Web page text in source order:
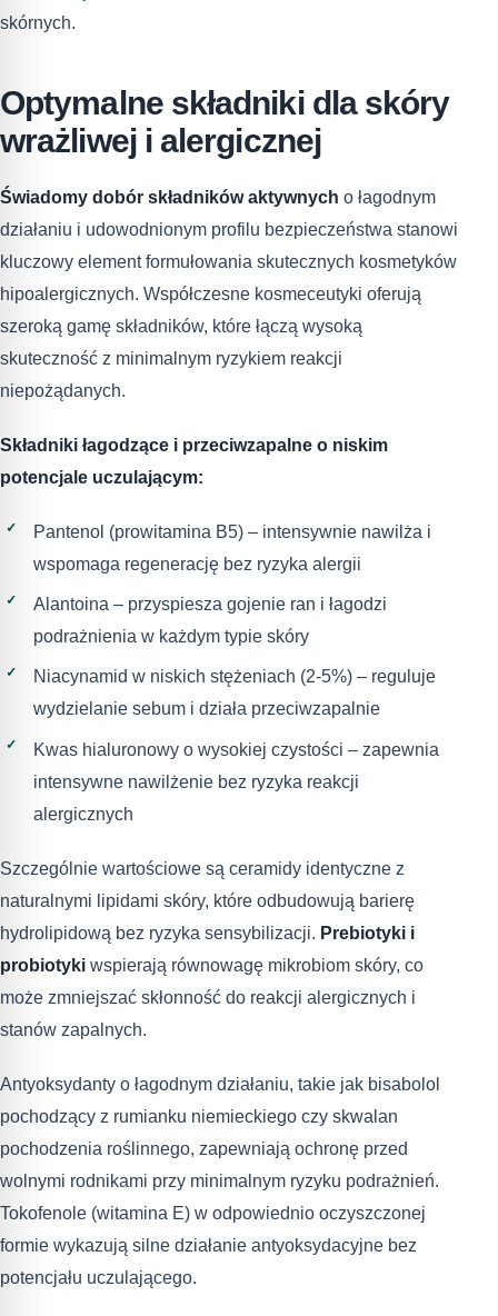
skórnych.
Optymalne składniki dla skóry
wrażliwej i alergicznej
Świadomy dobór składników aktywnych o łagodnym
działaniu i udowodnionym profilu bezpieczeństwa stanowi
kluczowy element formułowania skutecznych kosmetyków
hipoalergicznych. Współczesne kosmeceutyki oferują
szeroką gamę składników, które łączą wysoką
skuteczność z minimalnym ryzykiem reakcji
niepożądanych.
Składniki łagodzące i przeciwzapalne o niskim
potencjale uczulającym:
Pantenol (prowitamina B5) – intensywnie nawilża i
wspomaga regenerację bez ryzyka alergii
Alantoina – przyspiesza gojenie ran i łagodzi
podrażnienia w każdym typie skóry
Niacynamid w niskich stężeniach (2-5%) – reguluje
wydzielanie sebum i działa przeciwzapalnie
Kwas hialuronowy o wysokiej czystości – zapewnia
intensywne nawilżenie bez ryzyka reakcji
alergicznych
Szczególnie wartościowe są ceramidy identyczne z
naturalnymi lipidami skóry, które odbudowują barierę
hydrolipidową bez ryzyka sensybilizacji. Prebiotyki i
probiotyki wspierają równowagę mikrobiom skóry, co
może zmniejszać skłonność do reakcji alergicznych i
stanów zapalnych.
Antyoksydanty o łagodnym działaniu, takie jak bisabolol
pochodzący z rumianku niemieckiego czy skwalan
pochodzenia roślinnego, zapewniają ochronę przed
wolnymi rodnikami przy minimalnym ryzyku podrażnień.
Tokofenole (witamina E) w odpowiednio oczyszczonej
formie wykazują silne działanie antyoksydacyjne bez
potencjału uczulającego.